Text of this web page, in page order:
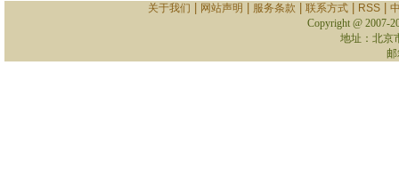
关于我们 网站声明 服务条款 联系方式 RSS
Copyright @ 2007-
地址：北京
邮